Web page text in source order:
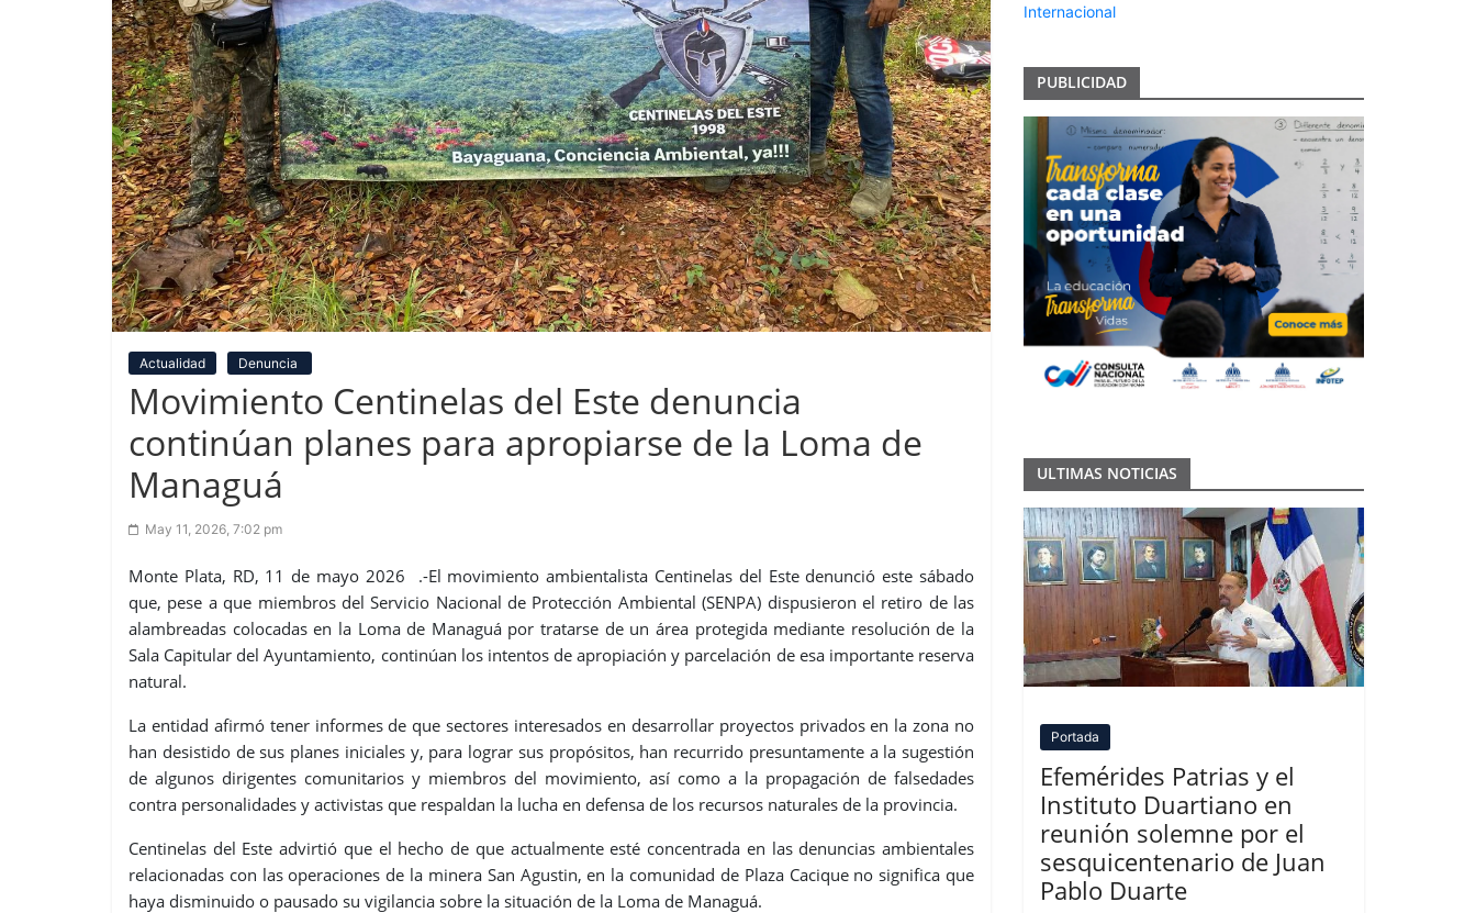
Actualidad Denuncia
Movimiento Centinelas del Este denuncia
continúan planes para apropiarse de la Loma de
Managuá
May 11, 2026, 7:02 pm
Monte Plata, RD, 11 de mayo 2026 .-El movimiento ambientalista Centinelas del Este denunció este sábado
que, pese a que miembros del Servicio Nacional de Protección Ambiental (SENPA) dispusieron el retiro de las
alambreadas colocadas en la Loma de Managuá por tratarse de un área protegida mediante resolución de la
Sala Capitular del Ayuntamiento, continúan los intentos de apropiación y parcelación de esa importante reserva
natural.
La entidad afirmó tener informes de que sectores interesados en desarrollar proyectos privados en la zona no
han desistido de sus planes iniciales y, para lograr sus propósitos, han recurrido presuntamente a la sugestión
de algunos dirigentes comunitarios y miembros del movimiento, así como a la propagación de falsedades
contra personalidades y activistas que respaldan la lucha en defensa de los recursos naturales de la provincia.
Centinelas del Este advirtió que el hecho de que actualmente esté concentrada en las denuncias ambientales
relacionadas con las operaciones de la minera San Agustin, en la comunidad de Plaza Cacique no significa que
haya disminuido o pausado su vigilancia sobre la situación de la Loma de Managuá.
Internacional
PUBLICIDAD
ULTIMAS NOTICIAS
Portada
Efemérides Patrias y el
Instituto Duartiano en
reunión solemne por el
sesquicentenario de Juan
Pablo Duarte